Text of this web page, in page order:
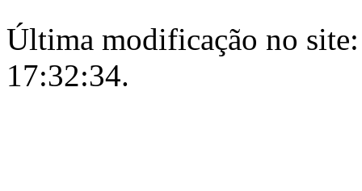
Última modificação no
17:32:34.